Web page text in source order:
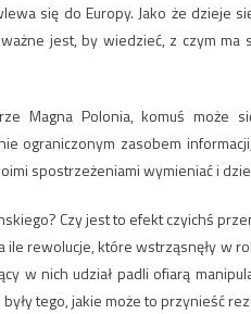
się do Europy. Jako że dzieje
jest, by wiedzieć, z czym
Magna Polonia, komuś może
ograniczonym zasobem
spostrzeżeniami wymieniać i
Czy jest to efekt czyichś
ile rewolucje, które wstrząsnęły w
w nich udział padli ofiarą
tego, jakie może to przynieść